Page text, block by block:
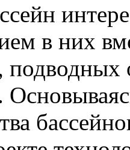
в них
подводных